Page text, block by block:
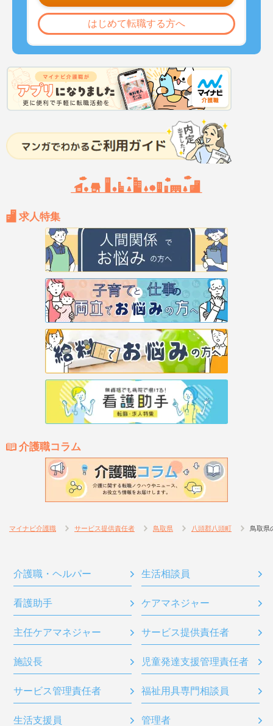
はじめて転職する方へ
求人特集
介護職コラム
マイナビ介護職 サービス提供責任者 鳥取県 八頭郡八頭町 鳥取県
介護職・ヘルパー 生活相談員
看護助手 ケアマネジャー
主任ケアマネジャー サービス提供責任者
施設長 児童発達支援管理責任者
サービス管理責任者 福祉用具専門相談員
生活支援員 管理者